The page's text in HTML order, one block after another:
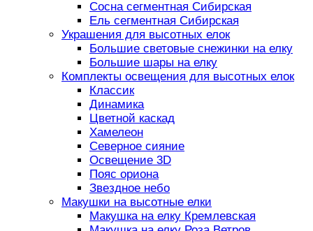
Сосна сегментная Сибирская
Ель сегментная Сибирская
Украшения для высотных елок
Большие световые снежинки на елку
Большие шары на елку
Комплекты освещения для высотных елок
Классик
Динамика
Цветной каскад
Хамелеон
Северное сияние
Освещение 3D
Пояс ориона
Звездное небо
Макушки на высотные елки
Макушка на елку Кремлевская